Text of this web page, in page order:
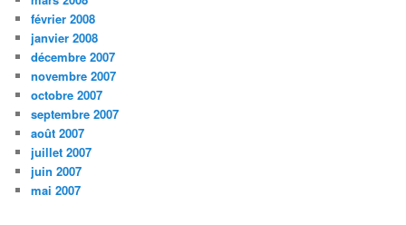
février 2008
janvier 2008
décembre 2007
novembre 2007
octobre 2007
septembre 2007
août 2007
juillet 2007
juin 2007
mai 2007